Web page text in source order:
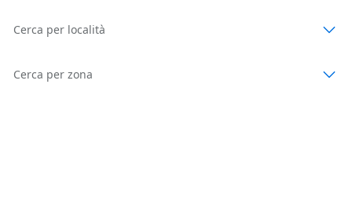
Cerca per località
Cerca per zona